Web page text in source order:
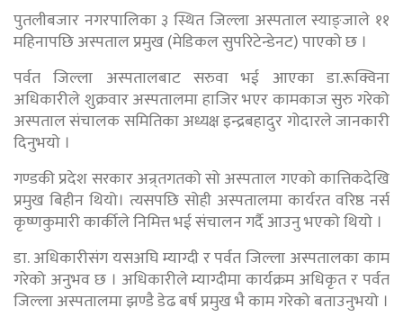
पुतलीबजार नगरपालिका ३ स्थित जिल्ला अस्पताल स्याङ्जाले ११
महिनापछि अस्पताल प्रमुख (मेडिकल सुपरिटेन्डेनट) पाएको छ ।
पर्वत जिल्ला अस्पतालबाट सरुवा भई आएका डा.रूक्विना
अधिकारीले शुक्रवार अस्पतालमा हाजिर भएर कामकाज सुरु गरेको
अस्पताल संचालक समितिका अध्यक्ष इन्द्रबहादुर गोदारले जानकारी
दिनुभयो ।
गण्डकी प्रदेश सरकार अन्र्तगतको सो अस्पताल गएको कात्तिकदेखि
प्रमुख बिहीन थियो। त्यसपछि सोही अस्पतालमा कार्यरत वरिष्ठ नर्स
कृष्णकुमारी कार्कीले निमित्त भई संचालन गर्दै आउनु भएको थियो ।
डा. अधिकारीसंग यसअघि म्याग्दी र पर्वत जिल्ला अस्पतालका काम
गरेको अनुभव छ । अधिकारीले म्याग्दीमा कार्यक्रम अधिकृत र पर्वत
जिल्ला अस्पतालमा झण्डै डेढ बर्ष प्रमुख भै काम गरेको बताउनुभयो ।